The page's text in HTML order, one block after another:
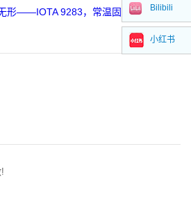
形——IOTA 9283，常温固化超疏水涂层
Bilibili
小红书